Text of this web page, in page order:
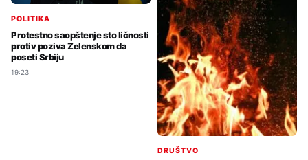
POLITIKA
Protestno saopštenje sto ličnosti
protiv poziva Zelenskom da
poseti Srbiju
19:23
DRUŠTVO